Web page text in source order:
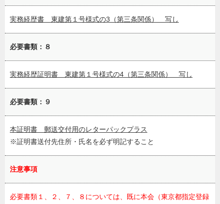
実務経歴書 東建第１号様式の3（第三条関係） 写し
必要書類：８
実務経歴証明書 東建第１号様式の4（第三条関係） 写し
必要書類：９
本証明書 郵送交付用のレターパックプラス
証明書送付先住所・氏名を必ず明記すること
注意事項
必要書類１、２、７、８については、既に本会（東京都指定登録